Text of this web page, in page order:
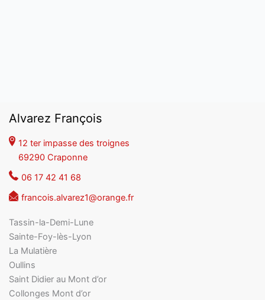
Alvarez François
12 ter impasse des troignes
69290 Craponne
06 17 42 41 68
francois.alvarez1@orange.fr
Tassin-la-Demi-Lune
Sainte-Foy-lès-Lyon
La Mulatière
Oullins
Saint Didier au Mont d’or
Collonges Mont d’or